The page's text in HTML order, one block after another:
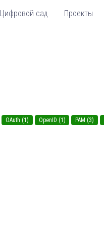
Цифровой сад Проекты
OAuth (1) OpenID (1) PAM (3)